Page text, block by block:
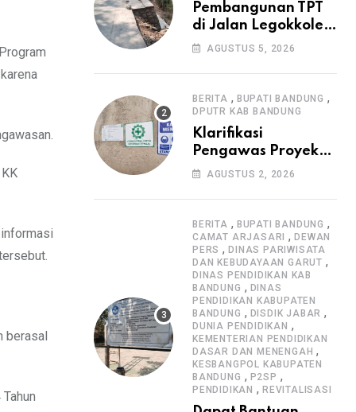
berasal
Pembangunan TPT
di Jalan Legokkole
Rawabogo Disorot
Tanpa Papan
Informasi Proyek
AGUSTUS 5, 2026
BERITA , BUPATI BANDUNG ,
DPUTR KAB BANDUNG
Klarifikasi
Pengawas Proyek
Citiis Terkait
Pengawasan K3
AGUSTUS 2, 2026
BERITA , BUPATI BANDUNG ,
CAMAT ARJASARI ,DEWAN
PERS ,DINAS PARIWISATA
DAN KEBUDAYAAN GARUT ,
DINAS PENDIDIKAN KAB
BANDUNG , DINAS
PENDIDIKAN KABUPATEN
BANDUNG , DISDIK JABAR ,
DUNIA PENDIDIKAN ,
KEMENTERIAN PENDIDIKAN
DASAR DAN MENENGAH ,
KESBANGPOL KABUPATEN
BANDUNG , P2SP ,
PENDIDIKAN , REVITALISASI